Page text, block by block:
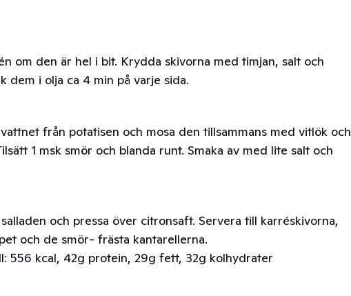
om den är hel i bit. Krydda skivorna med timjan, salt och
dem i olja ca 4 min på varje sida.
från potatisen och mosa den tillsammans med vitlök och
1 msk smör och blanda runt. Smaka av med lite salt och
och pressa över citronsaft. Servera till karréskivorna,
och de smör- frästa kantarellerna.
556 kcal, 42g protein, 29g fett, 32g kolhydrater